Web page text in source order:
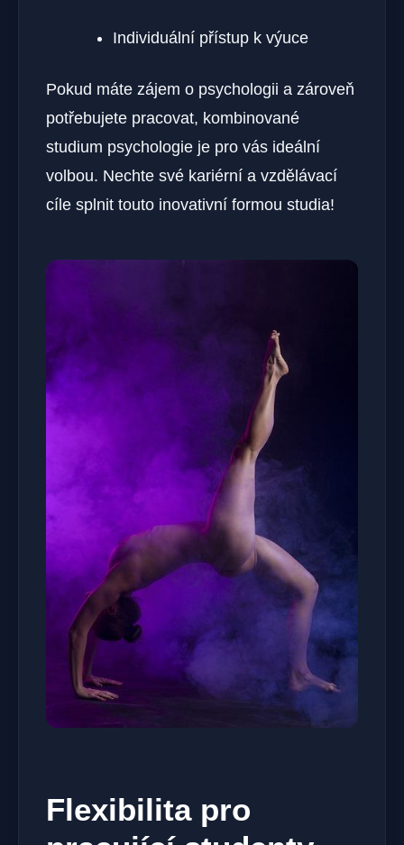
Individuální přístup k výuce
Pokud máte zájem o psychologii a zároveň
potřebujete pracovat, kombinované
studium psychologie je pro vás ideální
volbou. Nechte své kariérní a vzdělávací
cíle splnit touto inovativní formou studia!
Flexibilita pro